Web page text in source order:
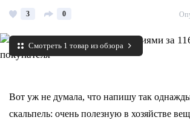
3 0
Смотреть 1 товар из обзора
Вот уж не думала, что напишу так
скальпель: очень полезную в хозяйстве